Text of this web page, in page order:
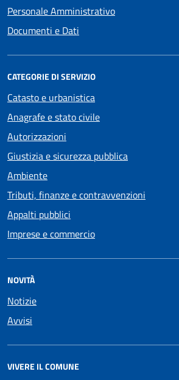
Personale Amministrativo
Documenti e Dati
CATEGORIE DI SERVIZIO
Catasto e urbanistica
Anagrafe e stato civile
Autorizzazioni
Giustizia e sicurezza pubblica
Ambiente
Tributi, finanze e contravvenzioni
Appalti pubblici
Imprese e commercio
NOVITÀ
Notizie
Avvisi
VIVERE IL COMUNE